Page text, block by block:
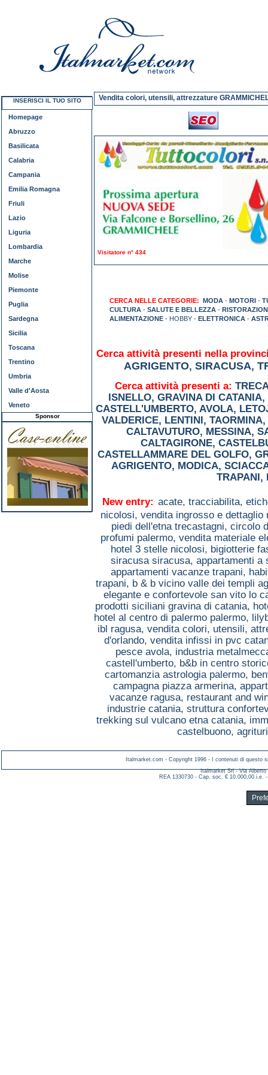
Vendita colori, utensili, attrezzature
Visitatore n° 434
CERCA NELLE CATEGORIE: MODA - MOTORI -
CULTURA - SALUTE E BELLEZZA -
ALIMENTAZIONE - HOBBY - ELETTRONICA -
Cerca attività presenti nella
AGRIGENTO, SIRACUSA,
Cerca attività presenti a:
ISNELLO, GRAVINA DI CATANIA,
CASTELL'UMBERTO, AVOLA,
VALDERICE, LENTINI, TAORMINA,
CALTAVUTURO, MESSINA,
CALTAGIRONE,
CASTELLAMMARE DEL GOLFO,
AGRIGENTO, MODICA,
TRAPANI,
New entry: acate, tracciabilita,
nicolosi, vendita ingrosso e
piedi dell'etna trecastagni, circolo
profumi palermo, vendita materiale
hotel 3 stelle nicolosi, bigiotterie
siracusa siracusa, appartamenti
appartamenti vacanze trapani,
trapani, b & b vicino valle dei templi
elegante e confortevole san vito lo
prodotti siciliani gravina di catania,
hotel al centro di palermo palermo,
ibl ragusa, vendita colori, utensili,
d'orlando, vendita infissi in pvc
pesce avola, industria
castell'umberto, b&b in centro
cartomanzia astrologia palermo,
campagna piazza armerina,
vacanze ragusa, restaurant and
industrie catania, struttura
trekking sul vulcano etna catania,
castelbuono,
INSERISCI IL TUO SITO
Homepage
Abruzzo
Basilicata
Calabria
Campania
Emilia Romagna
Friuli
Lazio
Liguria
Lombardia
Marche
Molise
Piemonte
Puglia
Sardegna
Sicilia
Toscana
Trentino
Umbria
Valle d'Aosta
Veneto
Sponsor
Italmarket.com - Copyright 1996 - I contenuti di questo
Italmarket Srl - Via Alberto
REA 1330730 - Cap. soc. € 10.000,00 i.e.